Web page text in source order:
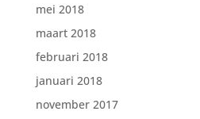
mei 2018
maart 2018
februari 2018
januari 2018
november 2017